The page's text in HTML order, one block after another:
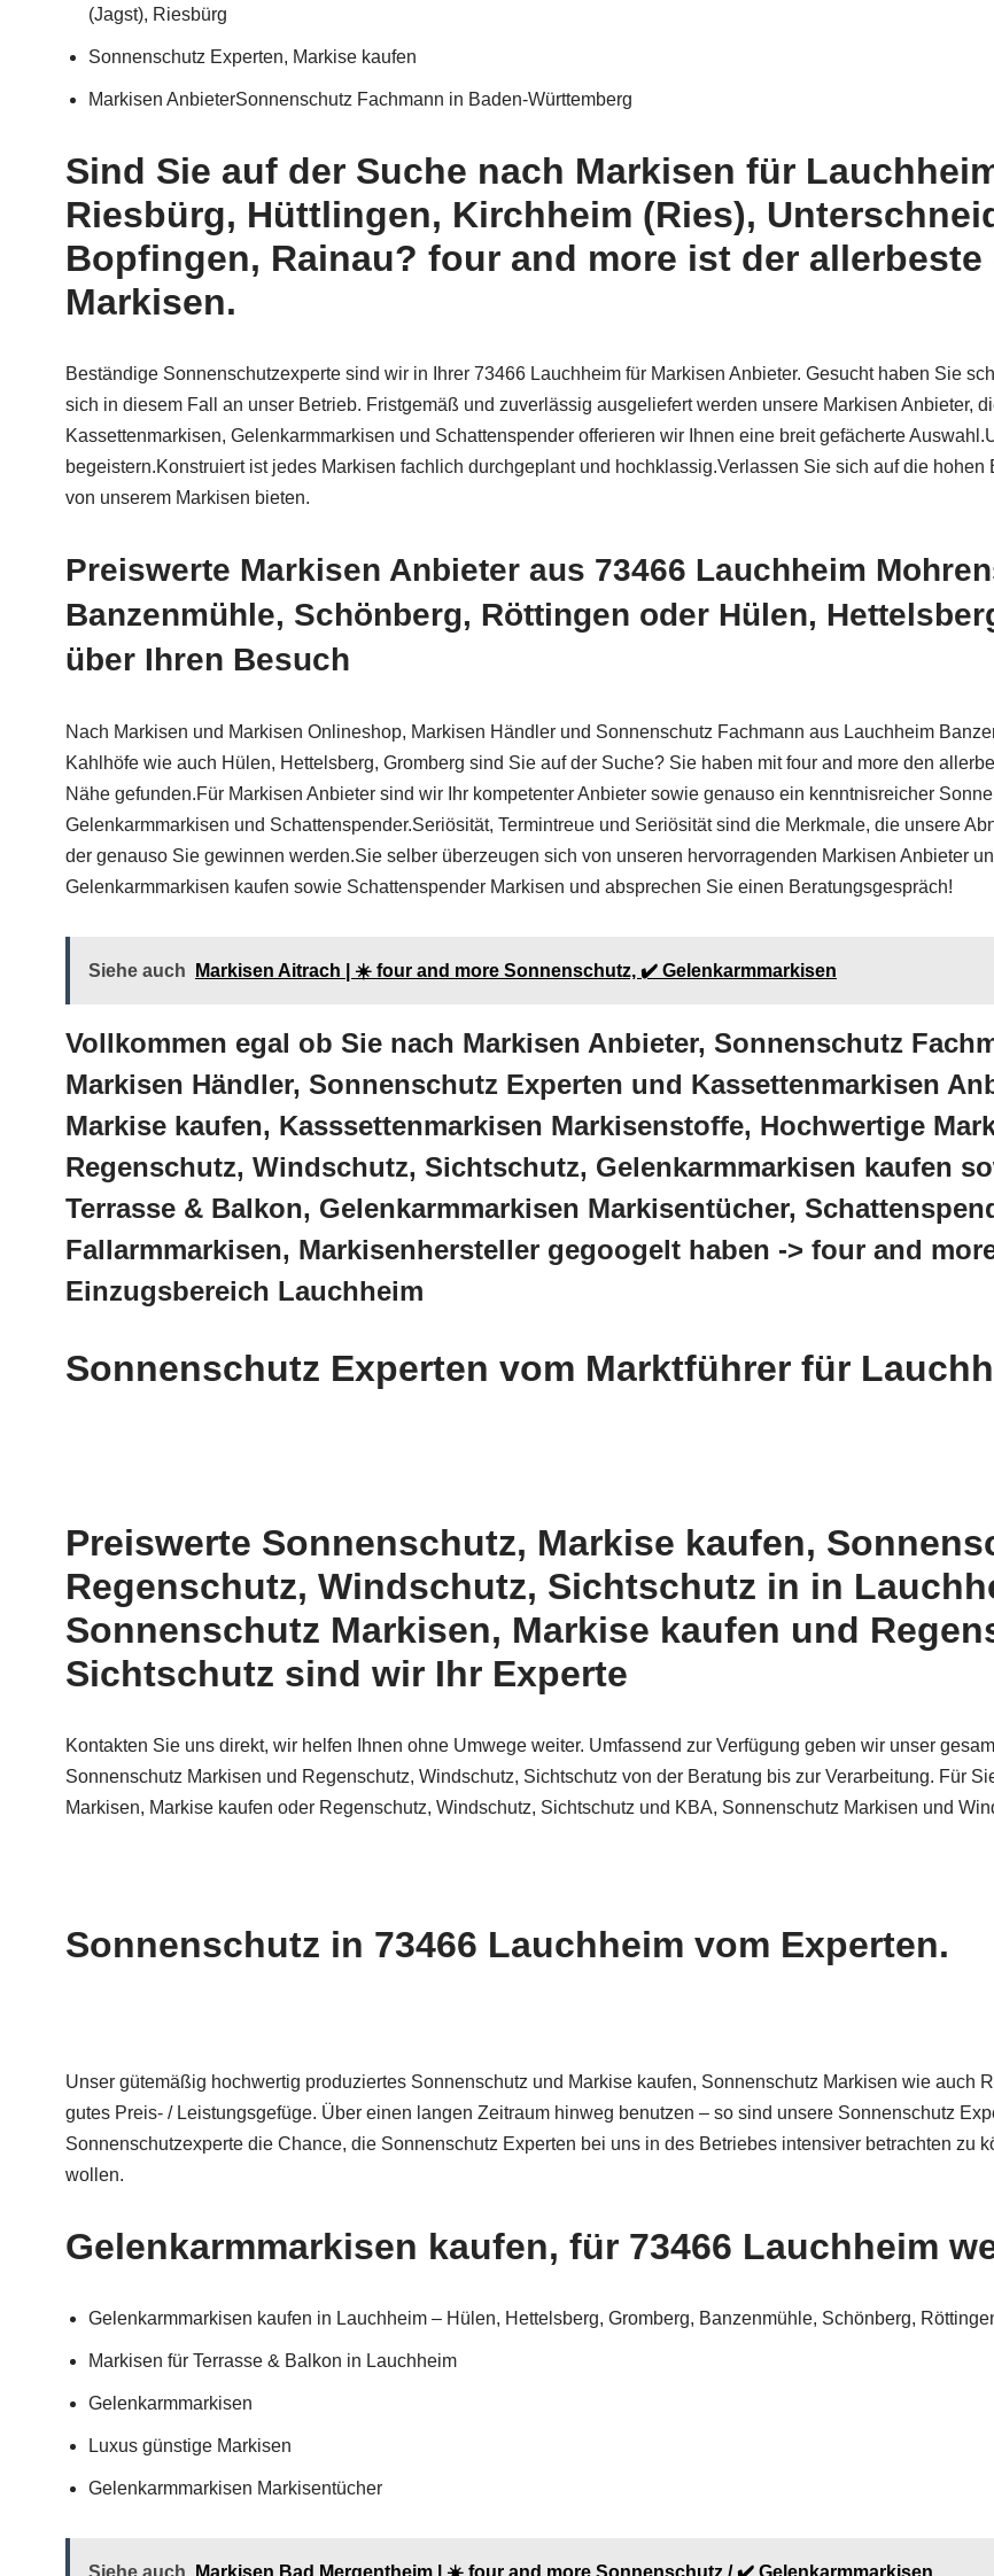
(Jagst), Riesbürg
Sonnenschutz Experten, Markise kaufen
Markisen AnbieterSonnenschutz Fachmann in Baden-Württemberg
Sind Sie auf der Suche nach Markisen für
Riesbürg, Hüttlingen, Kirchheim (Ries),
Bopfingen, Rainau? four and more ist der
Markisen.
Beständige Sonnenschutzexperte sind wir in Ihrer 73466 Lauchheim für Markisen Anbieter. Gesucht haben Sie
sich in diesem Fall an unser Betrieb. Fristgemäß und zuverlässig ausgeliefert werden unsere Markisen Anbieter,
Kassettenmarkisen, Gelenkarmmarkisen und Schattenspender offerieren wir Ihnen eine breit gefächerte
begeistern.Konstruiert ist jedes Markisen fachlich durchgeplant und hochklassig.Verlassen Sie sich auf die
von unserem Markisen bieten.
Preiswerte Markisen Anbieter aus 73466 Lauchheim
Banzenmühle, Schönberg, Röttingen oder Hülen,
über Ihren Besuch
Nach Markisen und Markisen Onlineshop, Markisen Händler und Sonnenschutz Fachmann aus Lauchheim
Kahlhöfe wie auch Hülen, Hettelsberg, Gromberg sind Sie auf der Suche? Sie haben mit four and more den
Nähe gefunden.Für Markisen Anbieter sind wir Ihr kompetenter Anbieter sowie genauso ein kenntnisreicher
Gelenkarmmarkisen und Schattenspender.Seriösität, Termintreue und Seriösität sind die Merkmale, die unsere
der genauso Sie gewinnen werden.Sie selber überzeugen sich von unseren hervorragenden Markisen Anbieter
Gelenkarmmarkisen kaufen sowie Schattenspender Markisen und absprechen Sie einen Beratungsgespräch!
Siehe auch Markisen Aitrach | ☀️ four and more Sonnenschutz, ✔️ Gelenkarmmarkisen
Vollkommen egal ob Sie nach Markisen Anbieter, Sonnenschutz
Markisen Händler, Sonnenschutz Experten und Kassettenmarkisen
Markise kaufen, Kasssettenmarkisen Markisenstoffe, Hochwertige
Regenschutz, Windschutz, Sichtschutz, Gelenkarmmarkisen kaufen
Terrasse & Balkon, Gelenkarmmarkisen Markisentücher,
Fallarmmarkisen, Markisenhersteller gegoogelt haben -> four and
Einzugsbereich Lauchheim
Sonnenschutz Experten vom Marktführer für
Preiswerte Sonnenschutz, Markise kaufen,
Regenschutz, Windschutz, Sichtschutz in in
Sonnenschutz Markisen, Markise kaufen und
Sichtschutz sind wir Ihr Experte
Kontakten Sie uns direkt, wir helfen Ihnen ohne Umwege weiter. Umfassend zur Verfügung geben wir unser
Sonnenschutz Markisen und Regenschutz, Windschutz, Sichtschutz von der Beratung bis zur Verarbeitung. Für
Markisen, Markise kaufen oder Regenschutz, Windschutz, Sichtschutz und KBA, Sonnenschutz Markisen und
Sonnenschutz in 73466 Lauchheim vom Experten.
Unser gütemäßig hochwertig produziertes Sonnenschutz und Markise kaufen, Sonnenschutz Markisen wie auch
gutes Preis- / Leistungsgefüge. Über einen langen Zeitraum hinweg benutzen – so sind unsere Sonnenschutz
Sonnenschutzexperte die Chance, die Sonnenschutz Experten bei uns in des Betriebes intensiver betrachten zu
wollen.
Gelenkarmmarkisen kaufen, für 73466 Lauchheim
Gelenkarmmarkisen kaufen in Lauchheim – Hülen, Hettelsberg, Gromberg, Banzenmühle, Schönberg,
Markisen für Terrasse & Balkon in Lauchheim
Gelenkarmmarkisen
Luxus günstige Markisen
Gelenkarmmarkisen Markisentücher
Siehe auch Markisen Bad Mergentheim | ☀️ four and more Sonnenschutz / ✔️ Gelenkarmmarkisen